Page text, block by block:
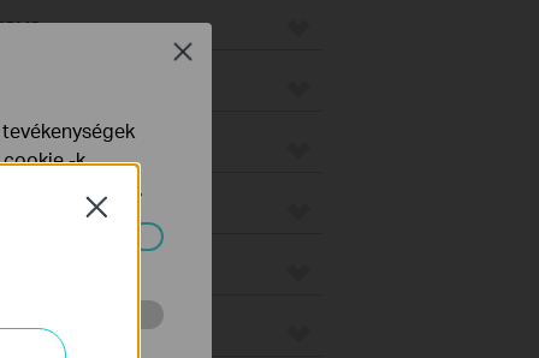
Close
cookie -k
talál.
Close